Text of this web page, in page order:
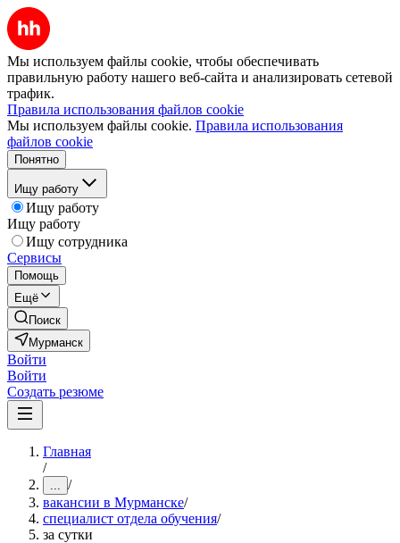
Мы используем файлы cookie, чтобы обеспечивать
правильную работу нашего веб-сайта и анализировать сетевой
трафик.
Правила использования файлов cookie
Мы используем файлы cookie. Правила использования
файлов cookie
Понятно
Ищу работу
Ищу работу
Ищу работу
Ищу сотрудника
Сервисы
Помощь
Ещё
Поиск
Мурманск
Войти
Войти
Создать резюме
Главная
/
... /
вакансии в Мурманске/
специалист отдела обучения/
за сутки